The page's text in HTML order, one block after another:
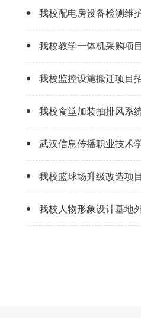
我校配电房设备检测维
我校教学一体机采购项
我校监控设施搬迁项目
我校食堂加装抽排风系
武汉信息传播职业技术
我校篮球场升级改造项
我校人物形象设计基地